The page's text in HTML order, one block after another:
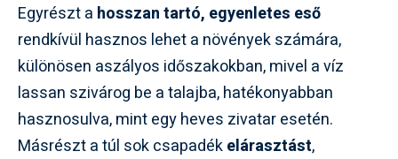
Egyrészt a hosszan tartó, egyenletes eső
rendkívül hasznos lehet a növények számára,
különösen aszályos időszakokban, mivel a víz
lassan szivárog be a talajba, hatékonyabban
hasznosulva, mint egy heves zivatar esetén.
Másrészt a túl sok csapadékelárasztást,